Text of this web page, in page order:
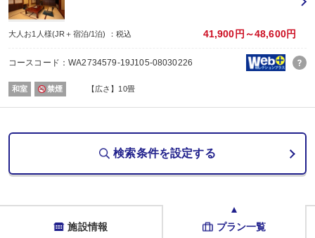
大人お1人様(JR＋宿泊/1泊) ：税込 41,900円～48,600円
コースコード：WA2734579-19J105-08030226
和室 禁煙 【広さ】10畳
検索条件を設定する
施設情報 プラン一覧